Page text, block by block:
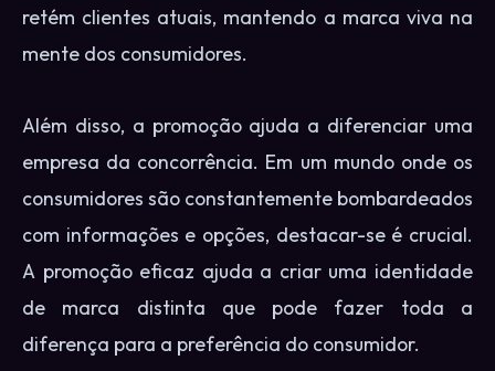
retém clientes atuais, mantendo a marca viva na
mente dos consumidores.
Além disso, a promoção ajuda a diferenciar uma
empresa da concorrência. Em um mundo onde os
consumidores são constantemente bombardeados
com informações e opções, destacar-se é crucial.
A promoção eficaz ajuda a criar uma identidade
de marca distinta que pode fazer toda a
diferença para a preferência do consumidor.